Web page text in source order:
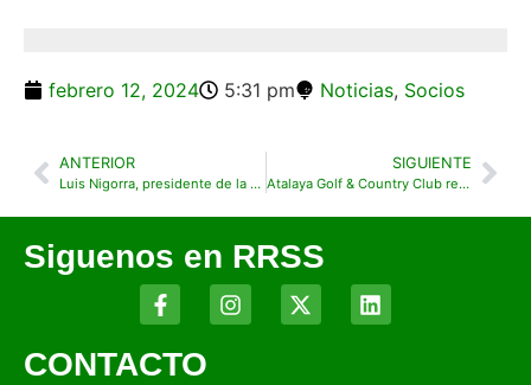
febrero 12, 2024 5:31 pm Noticias, Socios
ANTERIOR
Luis Nigorra, presidente de la AECG: “La Asociación Española de Campos de Golf (AECG) consolida su proyecto”
SIGUIENTE
Atalaya Golf & Country Club recibe el Sello de Certificación de Calidad Medioambiental
Siguenos en RRSS
CONTACTO